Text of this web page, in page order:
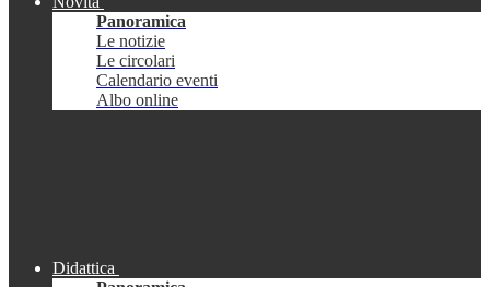
Panoramica
Le notizie
Le circolari
Calendario eventi
Albo online
Didattica